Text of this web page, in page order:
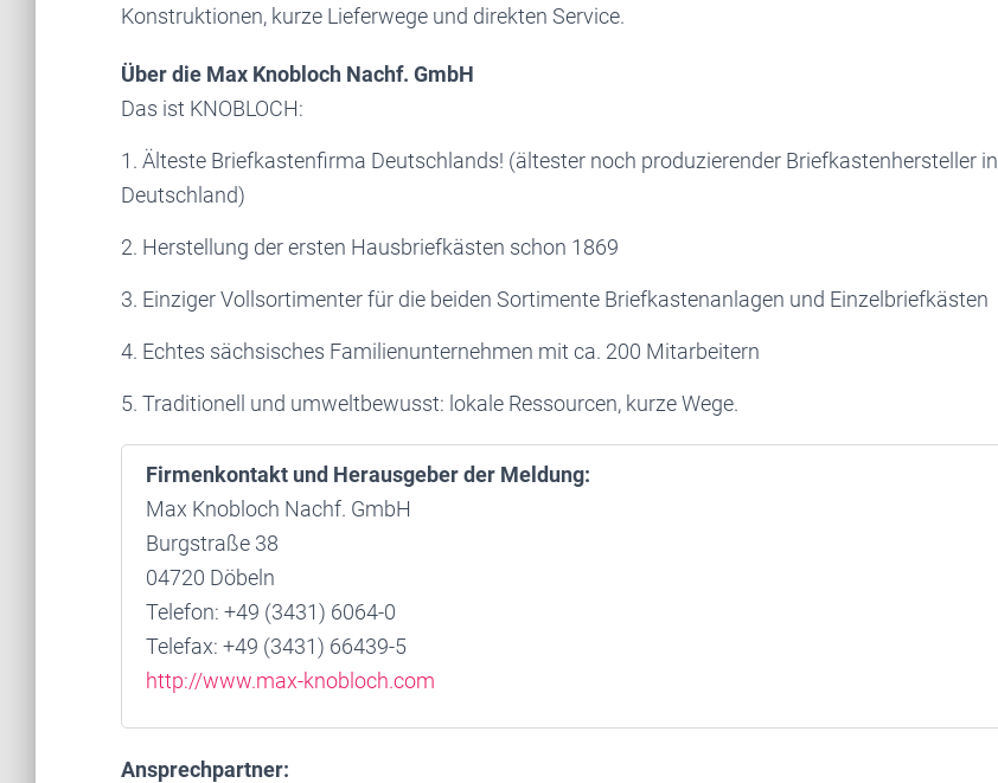
Konstruktionen, kurze Lieferwege und direkten Service.
Über die Max Knobloch Nachf. GmbH
Das ist KNOBLOCH:
1. Älteste Briefkastenfirma Deutschlands! (ältester noch produzierender Briefkastenhersteller in
Deutschland)
2. Herstellung der ersten Hausbriefkästen schon 1869
3. Einziger Vollsortimenter für die beiden Sortimente Briefkastenanlagen und Einzelbriefkästen
4. Echtes sächsisches Familienunternehmen mit ca. 200 Mitarbeitern
5. Traditionell und umweltbewusst: lokale Ressourcen, kurze Wege.
Firmenkontakt und Herausgeber der Meldung:
Max Knobloch Nachf. GmbH
Burgstraße 38
04720 Döbeln
Telefon: +49 (3431) 6064-0
Telefax: +49 (3431) 66439-5
http://www.max-knobloch.com
Ansprechpartner: